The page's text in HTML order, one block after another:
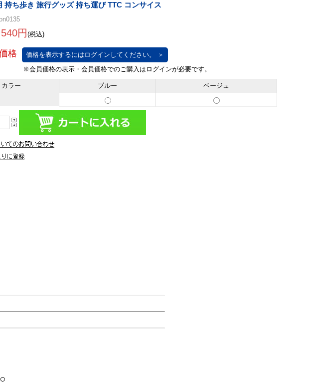
持ち歩き 旅行グッズ 持ち運び TTC コンサイス
円 (税込)
価格を表示するにはログインしてください。 ＞
カラー ブルー ベージュ